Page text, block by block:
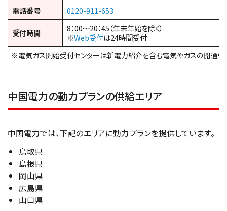
電話番号 0120-911-653
受付時間
8：00～20：45（年末年始を除く）
※Web受付は24時間受付
※電気ガス開始受付センターは新電力紹介を含む電気やガスの開通専
中国電力の動力プランの供給エリア
中国電力では、下記のエリアに動力プランを提供しています。
鳥取県
島根県
岡山県
広島県
山口県